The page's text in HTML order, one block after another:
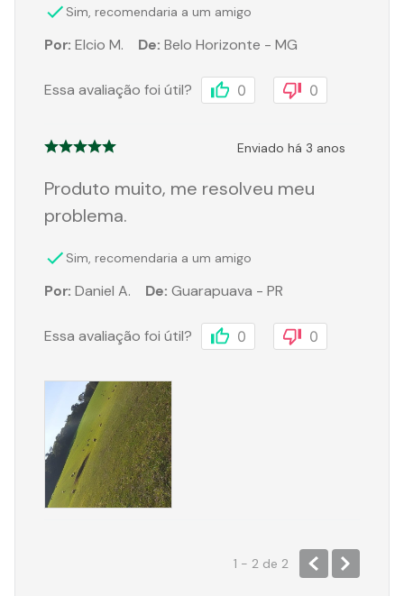
Sim, recomendaria a um amigo
Por: Elcio M. De: Belo Horizonte - MG
Essa avaliação foi útil? 0 0
Enviado há 3 anos
Produto muito, me resolveu meu
problema.
Sim, recomendaria a um amigo
Por: Daniel A. De: Guarapuava - PR
Essa avaliação foi útil? 0 0
1 - 2 de 2